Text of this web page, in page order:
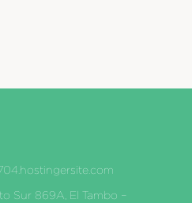
Sur 869A, El Tambo –